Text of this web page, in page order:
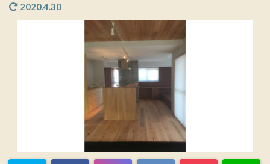
2020.4.30